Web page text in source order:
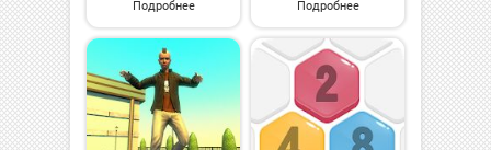
Подробнее Подробнее